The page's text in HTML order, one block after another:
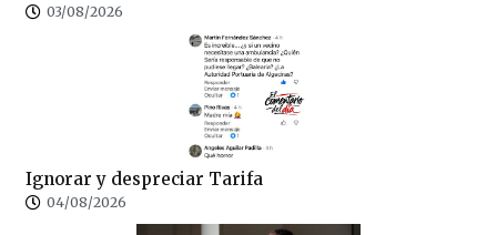
03/08/2026
Ignorar y despreciar Tarifa
04/08/2026